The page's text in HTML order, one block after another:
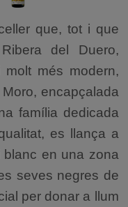
que, tot i que
del Duero,
més modern,
encapçalada
família dedicada
es llança a
en una zona
seves negres de
per donar a llum